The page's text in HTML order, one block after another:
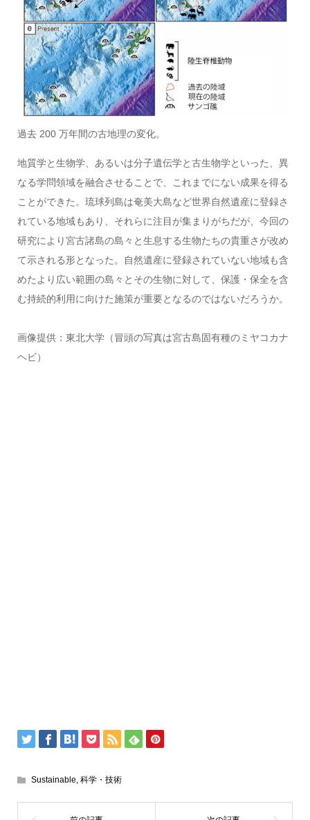
過去 200 万年間の古地理の変化。
地質学と生物学、あるいは分子遺伝学と古生物学といった、異
なる学問領域を融合させることで、これまでにない成果を得る
ことができた。琉球列島は奄美大島など世界自然遺産に登録さ
れている地域もあり、それらに注目が集まりがちだが、今回の
研究により宮古諸島の島々と生息する生物たちの貴重さが改め
て示される形となった。自然遺産に登録されていない地域も含
めたより広い範囲の島々とその生物に対して、保護・保全を含
む持続的利用に向けた施策が重要となるのではないだろうか。
画像提供：東北大学（冒頭の写真は宮古島固有種のミヤコカナ
ヘビ）
Sustainable, 科学・技術